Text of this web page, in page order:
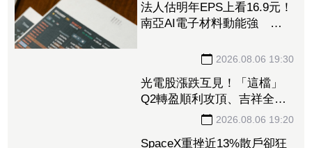
法人估明年EPS上看16.9元！
南亞AI電子材料動能強 投
2026.08.06 19:30
光電股漲跌互見！「這檔」
Q2轉盈順利攻頂、吉祥全連
拉2根 「這6檔」昨漲停今
2026.08.06 19:20